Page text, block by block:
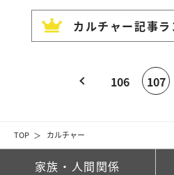
TOP カルチャー
カルチャー記事ラ
106 107
家族・人間関係